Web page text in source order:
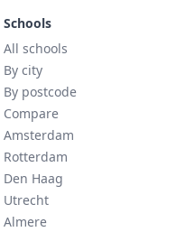
Schools
All schools
By city
By postcode
Compare
Amsterdam
Rotterdam
Den Haag
Utrecht
Almere